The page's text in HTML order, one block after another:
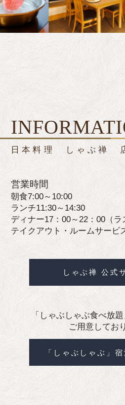
日本料理 しゃぶ禅
営業時間
朝食7:00～10:00
ランチ11:30～14:30
ディナー17：00～22：00（ラ
テイクアウト・ルームサービ
しゃぶ禅 公式
「しゃぶしゃぶ食べ放
ご用意してお
「しゃぶしゃぶ」